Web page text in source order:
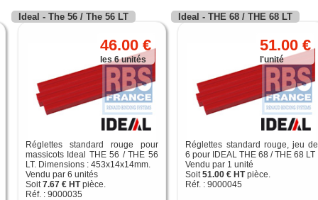
Ideal - The 56 / The 56 LT
Réglettes standard rouge pour
massicots Ideal THE 56 / THE 56
LT. Dimensions : 453x14x14mm.
Vendu par 6 unités
Soit7.67 € HTpièce.
Réf. : 9000035
46.00 €
les 6 unités
Ideal - THE 68 / THE 68 LT
Réglettes standard rouge, jeu de
6 pour IDEAL THE 68 / THE 68 LT
Vendu par 1 unité
Soit51.00 € HTpièce.
Réf. : 9000045
51.00 €
l'unité